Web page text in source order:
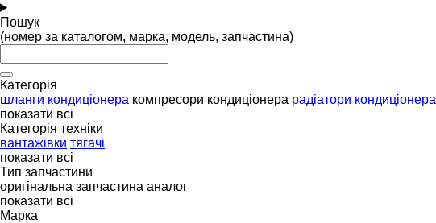
Пошук
(номер за каталогом, марка, модель, запчастина)
Категорія
шланги кондиціонера компресори кондиціонера радіатори кондиціонера
показати всі
Категорія техніки
вантажівки тягачі
показати всі
Тип запчастини
оригінальна запчастина аналог
показати всі
Марка